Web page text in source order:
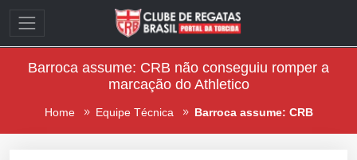
Barroca assume: CRB não conseguiu romper a
marcação do Athletico
Home Equipe Técnica Barroca assume: CRB